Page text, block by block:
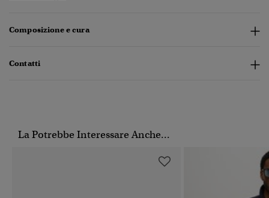
Composizione e cura
Contatti
La Potrebbe Interessare Anche...